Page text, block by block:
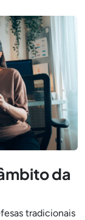
da
tradicionais